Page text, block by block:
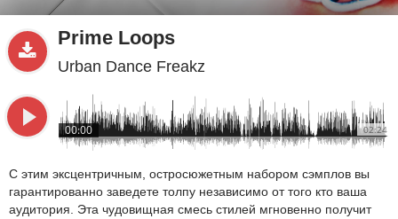
Prime Loops
Urban Dance Freakz
02:24
00:00
С этим эксцентричным, остросюжетным набором сэмплов вы
гарантированно заведете толпу независимо от того кто ваша
аудитория. Эта чудовищная смесь стилей мгновенно получит